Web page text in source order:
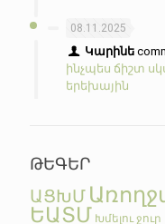
08.11.2025
Կարինե
ինչպես ճիշտ
երեխային
ԹԵԳԵՐ
ԱՑԽՄ
ԵԱՏՄ Խմելու ջուր